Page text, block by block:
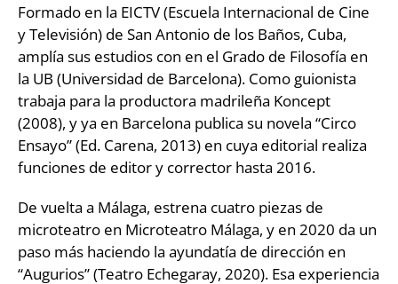
Formado en la EICTV (Escuela Internacional de Cine
y Televisión) de San Antonio de los Baños, Cuba,
amplía sus estudios con en el Grado de Filosofía en
la UB (Universidad de Barcelona). Como guionista
trabaja para la productora madrileña Koncept
(2008), y ya en Barcelona publica su novela “Circo
Ensayo” (Ed. Carena, 2013) en cuya editorial realiza
funciones de editor y corrector hasta 2016.
De vuelta a Málaga, estrena cuatro piezas de
microteatro en Microteatro Málaga, y en 2020 da un
paso más haciendo la ayundatía de dirección en
“Augurios” (Teatro Echegaray, 2020). Esa experiencia